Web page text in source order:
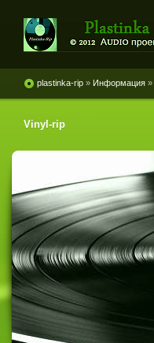
винила и
plastinka-rip » Информация »
Vinyl-rip